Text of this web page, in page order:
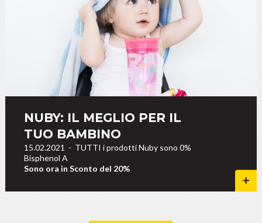
NUBY: IL MEGLIO PER IL
TUO BAMBINO
15.02.2021 - TUTTI i prodotti Nuby sono 0%
Bisphenol A
Sono ora in Sconto del 20%